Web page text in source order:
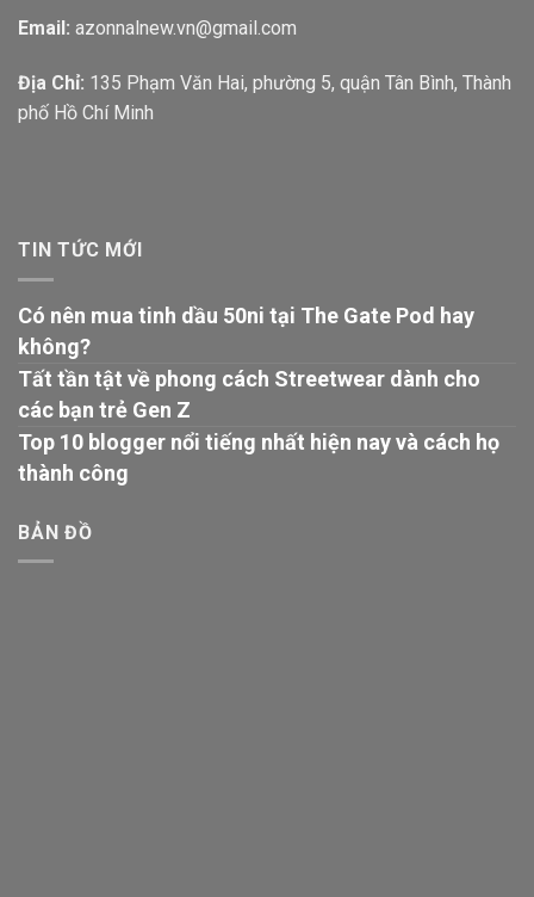
Email: azonnalnew.vn@gmail.com
Địa Chỉ: 135 Phạm Văn Hai, phường 5, quận Tân Bình, Thành
phố Hồ Chí Minh
TIN TỨC MỚI
Có nên mua tinh dầu 50ni tại The Gate Pod hay
không?
Tất tần tật về phong cách Streetwear dành cho
các bạn trẻ Gen Z
Top 10 blogger nổi tiếng nhất hiện nay và cách họ
thành công
BẢN ĐỒ